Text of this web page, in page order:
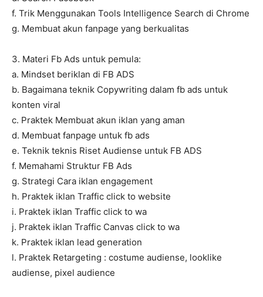
f. Trik Menggunakan Tools Intelligence Search di Chrome
g. Membuat akun fanpage yang berkualitas
3. Materi Fb Ads untuk pemula:
a. Mindset beriklan di FB ADS
b. Bagaimana teknik Copywriting dalam fb ads untuk
konten viral
c. Praktek Membuat akun iklan yang aman
d. Membuat fanpage untuk fb ads
e. Teknik teknis Riset Audiense untuk FB ADS
f. Memahami Struktur FB Ads
g. Strategi Cara iklan engagement
h. Praktek iklan Traffic click to website
i. Praktek iklan Traffic click to wa
j. Praktek iklan Traffic Canvas click to wa
k. Praktek iklan lead generation
l. Praktek Retargeting : costume audiense, looklike
audiense, pixel audience